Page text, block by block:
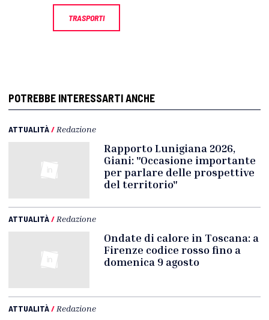
TRASPORTI
POTREBBE INTERESSARTI ANCHE
ATTUALITÀ/ Redazione
Rapporto Lunigiana 2026,
Giani: "Occasione importante
per parlare delle prospettive
del territorio"
ATTUALITÀ/ Redazione
Ondate di calore in Toscana: a
Firenze codice rosso fino a
domenica 9 agosto
ATTUALITÀ/ Redazione